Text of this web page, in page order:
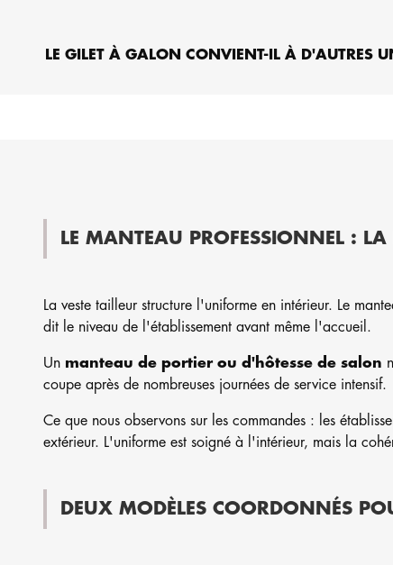
LE GILET À GALON CONVIENT-IL À D'AUTRES
LE MANTEAU PROFESSIONNEL :
La veste tailleur structure l'uniforme en intérieur. Le
dit le niveau de l'établissement avant même l'accueil.
Un manteau de portier ou d'hôtesse de salon
coupe après de nombreuses journées de service intensif.
Ce que nous observons sur les commandes : les
extérieur. L'uniforme est soigné à l'intérieur, mais la
DEUX MODÈLES COORDONNÉS